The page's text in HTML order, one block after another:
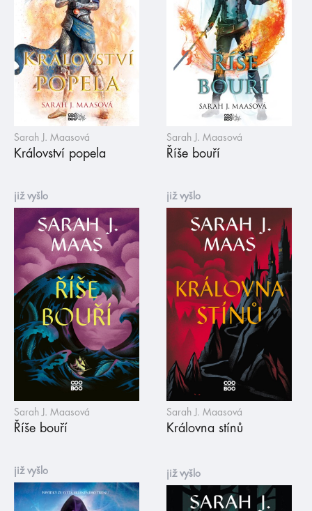
Sarah J. Maasová
Království popela
Sarah J. Maasová
Říše bouří
již vyšlo
Sarah J. Maasová
Říše bouří
již vyšlo
Sarah J. Maasová
Královna stínů
již vyšlo již vyšlo